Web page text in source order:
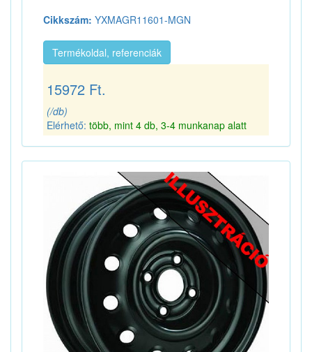
Cikkszám: YXMAGR11601-MGN
Termékoldal, referenciák
15972 Ft.
(/db)
Elérhető: több, mint 4 db, 3-4 munkanap alatt